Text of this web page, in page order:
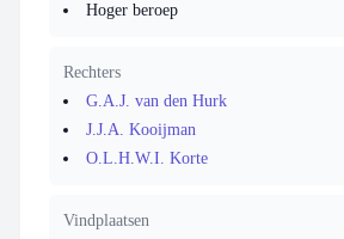
Hoger beroep
Rechters
G.A.J. van den Hurk
J.J.A. Kooijman
O.L.H.W.I. Korte
Vindplaatsen